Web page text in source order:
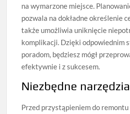
na wymarzone miejsce.
pozwala na dokładne określenie
także umożliwia uniknięcie
komplikacji. Dzięki odpowiednim
poradom, będziesz mógł
efektywnie i z sukcesem.
Niezbędne
Przed przystąpieniem do